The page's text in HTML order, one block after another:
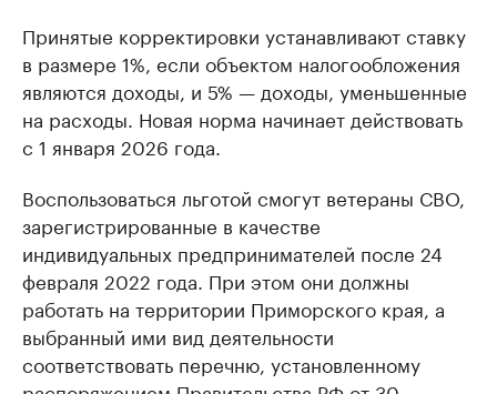
Принятые корректировки устанавливают ставку
в размере 1%, если объектом налогообложения
являются доходы, и 5% — доходы, уменьшенные
на расходы. Новая норма начинает действовать
с 1 января 2026 года.
Воспользоваться льготой смогут ветераны СВО,
зарегистрированные в качестве
индивидуальных предпринимателей после 24
февраля 2022 года. При этом они должны
работать на территории Приморского края, а
выбранный ими вид деятельности
соответствовать перечню, установленному